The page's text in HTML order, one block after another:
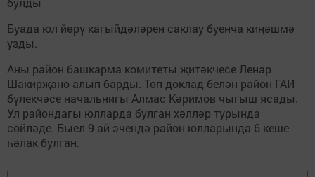
Буада юл йөрү кагыйдәләрен саклау буенча киңәшмә
узды.
Аны район башкарма комитеты җитәкчесе Ленар
Шакирҗано алып барды. Төп доклад белән район ГАИ
бүлекчәсе начальнигы Алмас Кәримов чыгыш ясады.
Ул райондагы юлларда булган хәлләр турында
сөйләде. Быел 9 ай эчендә район юлларында 6 кеше
һәлак булган.